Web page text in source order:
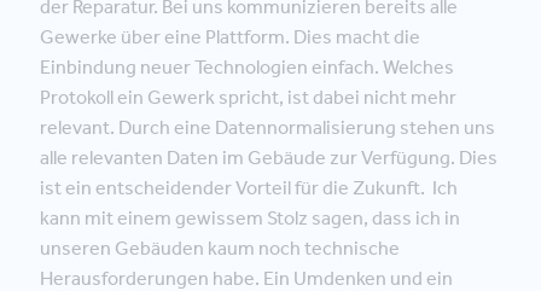
der Reparatur. Bei uns kommunizieren bereits alle
Gewerke über eine Plattform. Dies macht die
Einbindung neuer Technologien einfach. Welches
Protokoll ein Gewerk spricht, ist dabei nicht mehr
relevant. Durch eine Datennormalisierung stehen uns
alle relevanten Daten im Gebäude zur Verfügung. Dies
ist ein entscheidender Vorteil für die Zukunft. Ich
kann mit einem gewissem Stolz sagen, dass ich in
unseren Gebäuden kaum noch technische
Herausforderungen habe. Ein Umdenken und ein